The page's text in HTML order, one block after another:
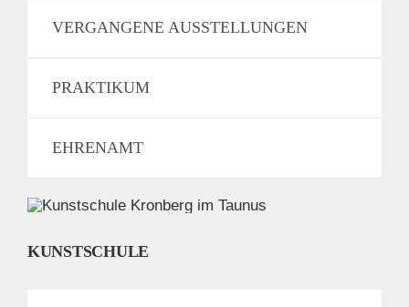
VERGANGENE AUSSTELLUNGEN
PRAKTIKUM
EHRENAMT
KUNSTSCHULE